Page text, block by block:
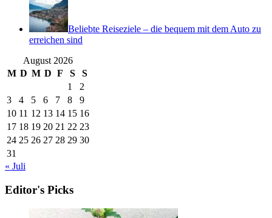
Beliebte Reiseziele – die bequem mit dem Auto zu
erreichen sind
August 2026
M D M D F S
S
1
2
3
4 5 6 7 8
9
10 11 12 13 14 15 16
17 18 19 20 21 22 23
24 25 26 27 28 29 30
31
« Juli
Editor's Picks